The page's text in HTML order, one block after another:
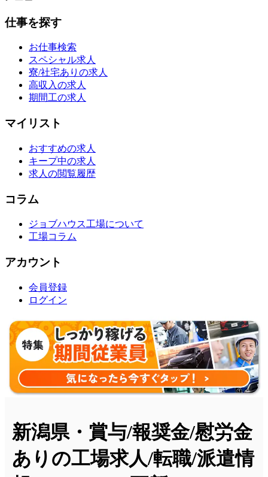
仕事を探す
お仕事検索
スペシャル求人
寮/社宅ありの求人
高収入の求人
期間工の求人
マイリスト
おすすめの求人
キープ中の求人
求人の閲覧履歴
コラム
ジョブハウス工場について
工場コラム
アカウント
会員登録
ログイン
新潟県・賞与/報奨金/慰労金
ありの工場求人/転職/派遣情